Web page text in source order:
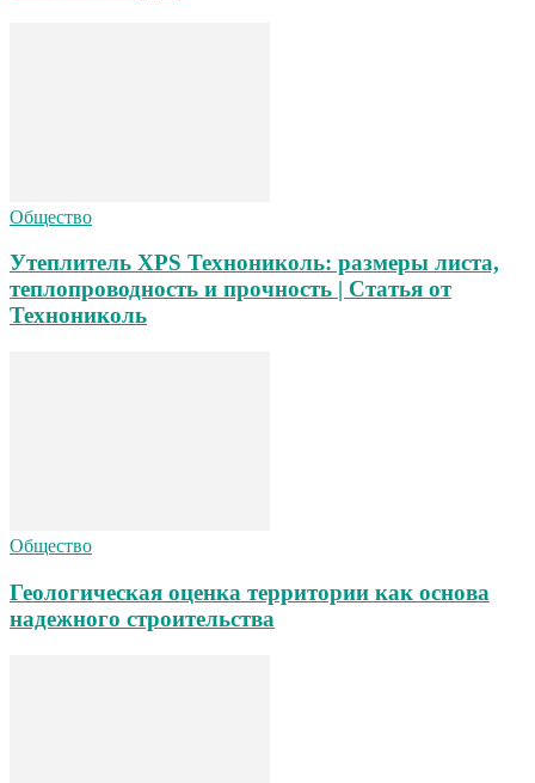
Общество
Утеплитель XPS Технониколь: размеры листа,
теплопроводность и прочность | Статья от
Технониколь
Общество
Геологическая оценка территории как основа
надежного строительства